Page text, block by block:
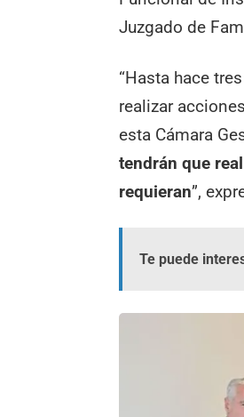
Juzgado de
“Hasta hace
realizar
esta Cámara
tendrán que
requieran”,
Te puede